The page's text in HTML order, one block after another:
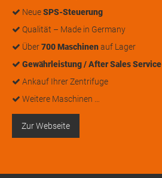
NeueSPS-Steuerung
Qualität – Made in Germany
Über700 Maschinenauf Lager
Gewährleistung / After Sales Service
Ankauf Ihrer Zentrifuge
Weitere Maschinen …
Zur Webseite